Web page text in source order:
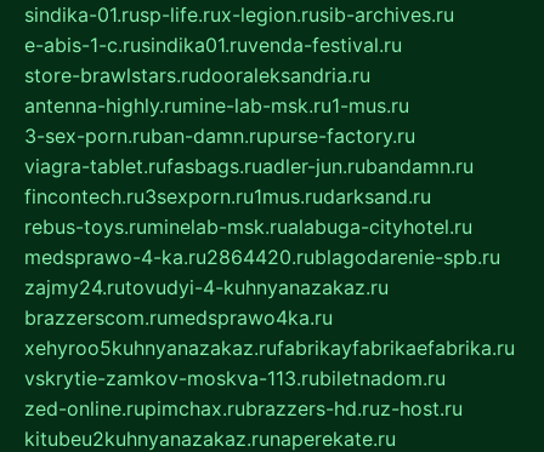
sindika-01.rusp-life.rux-legion.rusib-archives.ru
e-abis-1-c.rusindika01.ruvenda-festival.ru
store-brawlstars.rudooraleksandria.ru
antenna-highly.rumine-lab-msk.ru1-mus.ru
3-sex-porn.ruban-damn.rupurse-factory.ru
viagra-tablet.rufasbags.ruadler-jun.rubandamn.ru
fincontech.ru3sexporn.ru1mus.rudarksand.ru
rebus-toys.ruminelab-msk.rualabuga-cityhotel.ru
medsprawo-4-ka.ru2864420.rublagodarenie-spb.ru
zajmy24.rutovudyi-4-kuhnyanazakaz.ru
brazzerscom.rumedsprawo4ka.ru
xehyroo5kuhnyanazakaz.rufabrikayfabrikaefabrika.ru
vskrytie-zamkov-moskva-113.rubiletnadom.ru
zed-online.rupimchax.rubrazzers-hd.ruz-host.ru
kitubeu2kuhnyanazakaz.runaperekate.ru